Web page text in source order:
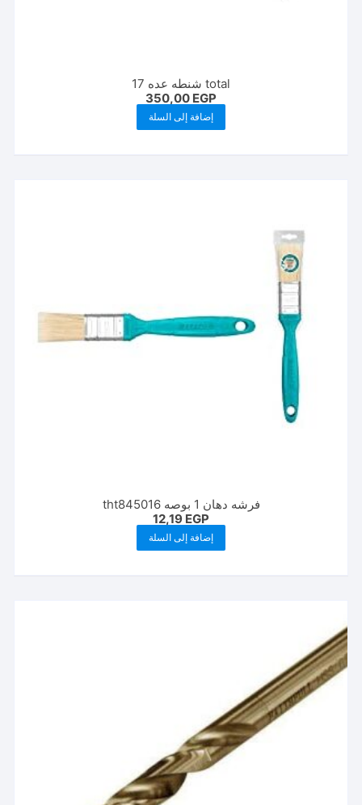
total شنطه عده 17
350,00 EGP
إضافة إلى السلة
فرشه دهان 1 بوصه tht845016
12,19 EGP
إضافة إلى السلة